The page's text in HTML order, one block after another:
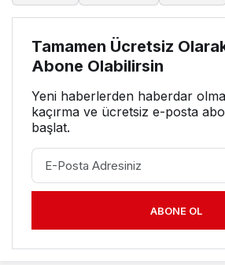
Tamamen Ücretsiz
Abone Olabilirsin
Yeni haberlerden haberdar
kaçırma ve ücretsiz e-posta
başlat.
ABONE OL